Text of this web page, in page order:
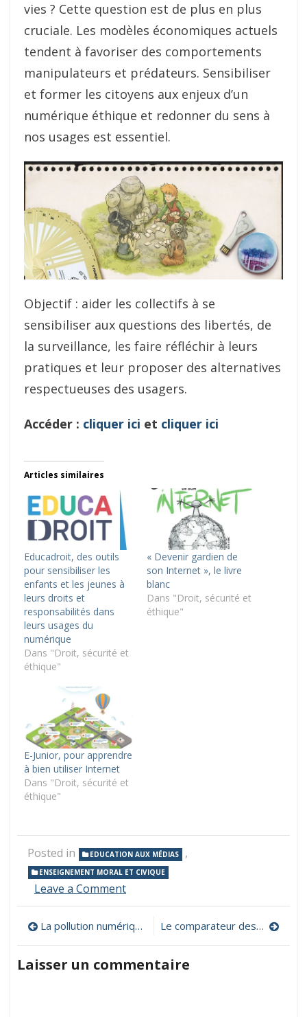
vies ? Cette question est de plus en plus
cruciale. Les modèles économiques actuels
tendent à favoriser des comportements
manipulateurs et prédateurs. Sensibiliser
et former les citoyens aux enjeux d’un
numérique éthique et redonner du sens à
nos usages est essentiel.
Objectif : aider les collectifs à se
sensibiliser aux questions des libertés, de
la surveillance, les faire réfléchir à leurs
pratiques et leur proposer des alternatives
respectueuses des usagers.
Accéder : cliquer ici et cliquer ici
Articles similaires
Educadroit, des outils
pour sensibiliser les
enfants et les jeunes à
leurs droits et
responsabilités dans
leurs usages du
numérique
Dans "Droit, sécurité et
éthique"
« Devenir gardien de
son Internet », le livre
blanc
Dans "Droit, sécurité et
éthique"
E-Junior, pour apprendre
à bien utiliser Internet
Dans "Droit, sécurité et
éthique"
Posted in EDUCATION AUX MÉDIAS ,
ENSEIGNEMENT MORAL ET CIVIQUE
Leave a Commenton
Numérique
Éthique,
cartes
Navigation
de
l’article
La pollution numérique, c’est quoi ? 10 infographies à utiliser en classe Le comparateur des outils numériques enseignants
Laisser un commentaire